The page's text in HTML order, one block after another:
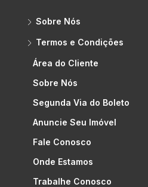
Sobre Nós
Termos e Condições
Área do Cliente
Sobre Nós
Segunda Via do Boleto
Anuncie Seu Imóvel
Fale Conosco
Onde Estamos
Trabalhe Conosco